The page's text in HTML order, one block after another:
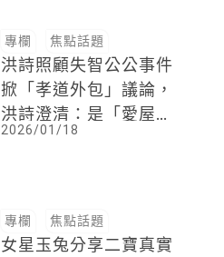
專欄 焦點話題
洪詩照顧失智公公事件
掀「孝道外包」議論，
洪詩澄清：是「愛屋及
烏」，一篇文映照許多
2026/01/18
專欄 焦點話題
女星玉兔分享二寶真實